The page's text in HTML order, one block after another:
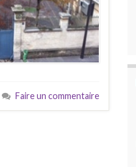
Faire un commentaire